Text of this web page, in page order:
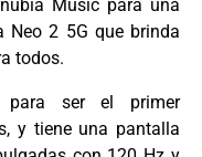
Music para una
Neo 2 5G que brinda
todos.
para ser el primer
y tiene una pantalla